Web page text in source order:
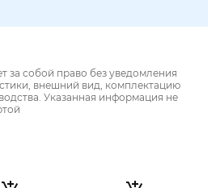
за собой право без уведомления
внешний вид, комплектацию
Указанная информация не